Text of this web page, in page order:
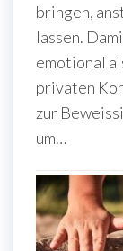
bringen,
lassen.
emotional
privaten
zur
um…